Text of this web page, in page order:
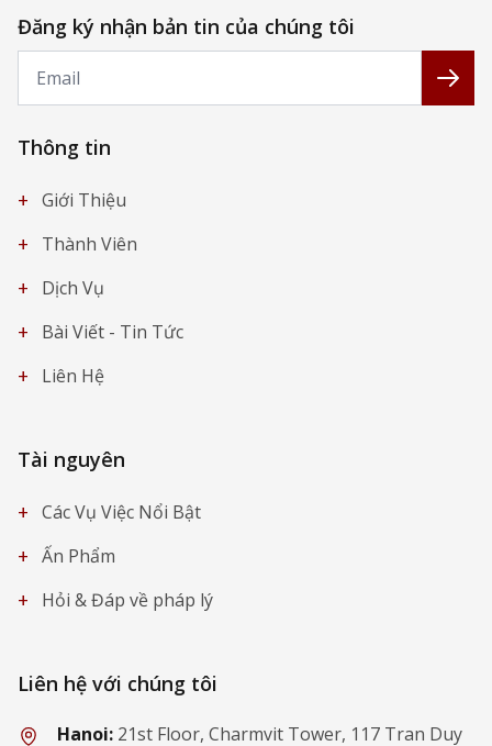
Đăng ký nhận bản tin của chúng tôi
Thông tin
+ Giới Thiệu
+ Thành Viên
+ Dịch Vụ
+ Bài Viết - Tin Tức
+ Liên Hệ
Tài nguyên
+ Các Vụ Việc Nổi Bật
+ Ấn Phẩm
+ Hỏi & Đáp về pháp lý
Liên hệ với chúng tôi
Hanoi: 21st Floor, Charmvit Tower, 117 Tran Duy